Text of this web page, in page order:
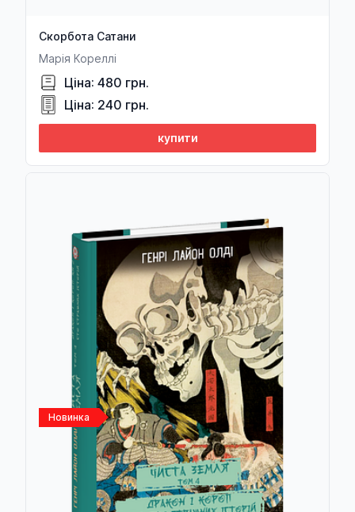
Скорбота Сатани
Марія Кореллі
Ціна: 480 грн.
Ціна: 240 грн.
купити
Новинка